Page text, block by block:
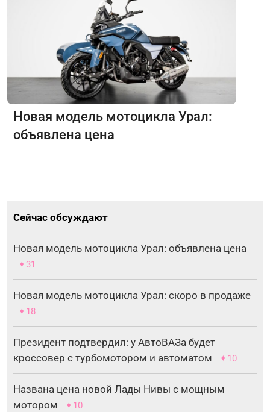
Новая модель мотоцикла Урал:
объявлена цена
Сейчас обсуждают
Новая модель мотоцикла Урал: объявлена цена
✦31
Новая модель мотоцикла Урал: скоро в продаже
✦18
Президент подтвердил: у АвтоВАЗа будет
кроссовер с турбомотором и автоматом
✦10
Названа цена новой Лады Нивы с мощным
мотором
✦10